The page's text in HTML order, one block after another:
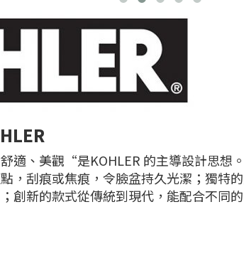
適、美觀“是KOHLER 的主導設計思想
，刮痕或焦痕，令臉盆持久光潔；獨特
創新的款式從傳統到現代，能配合不同